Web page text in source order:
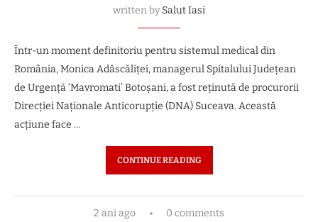
written bySalut Iasi
Într-un moment definitoriu pentru sistemul medical din
România, Monica Adăscăliţei, managerul Spitalului Judeţean
de Urgenţă ‘Mavromati’ Botoşani, a fost reţinută de procurorii
Direcţiei Naţionale Anticorupţie (DNA) Suceava. Această
acţiune face …
CONTINUE READING
2 ani ago 0 comments